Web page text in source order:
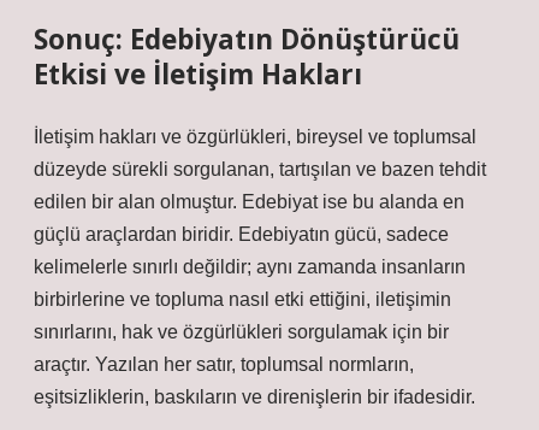
Sonuç: Edebiyatın Dönüştürücü
Etkisi ve İletişim Hakları
İletişim hakları ve özgürlükleri, bireysel ve toplumsal
düzeyde sürekli sorgulanan, tartışılan ve bazen tehdit
edilen bir alan olmuştur. Edebiyat ise bu alanda en
güçlü araçlardan biridir. Edebiyatın gücü, sadece
kelimelerle sınırlı değildir; aynı zamanda insanların
birbirlerine ve topluma nasıl etki ettiğini, iletişimin
sınırlarını, hak ve özgürlükleri sorgulamak için bir
araçtır. Yazılan her satır, toplumsal normların,
eşitsizliklerin, baskıların ve direnişlerin bir ifadesidir.